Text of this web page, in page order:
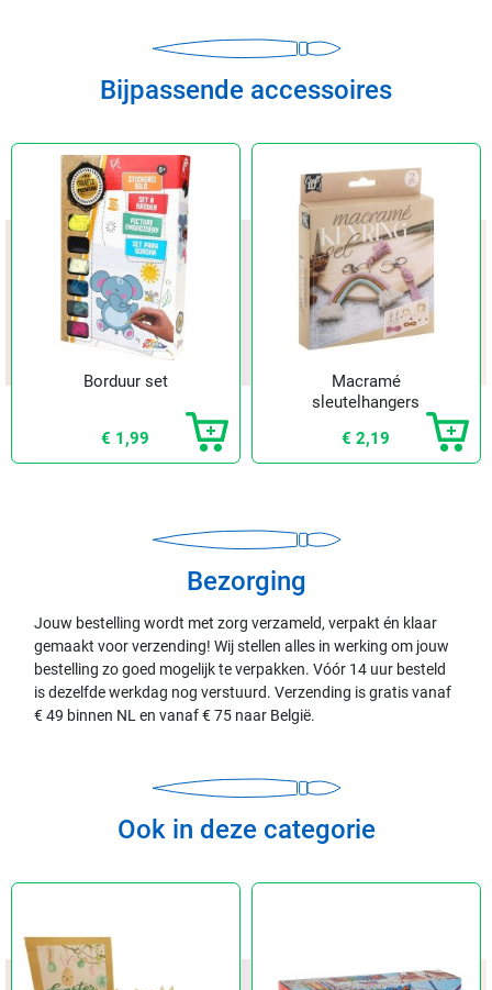
Bijpassende accessoires
Borduur set
€ 1,99
Macramé
sleutelhangers
€ 2,19
Bezorging
Jouw bestelling wordt met zorg verzameld, verpakt én klaar
gemaakt voor verzending! Wij stellen alles in werking om jouw
bestelling zo goed mogelijk te verpakken. Vóór 14 uur besteld
is dezelfde werkdag nog verstuurd. Verzending is gratis vanaf
€ 49 binnen NL en vanaf € 75 naar België.
Ook in deze categorie